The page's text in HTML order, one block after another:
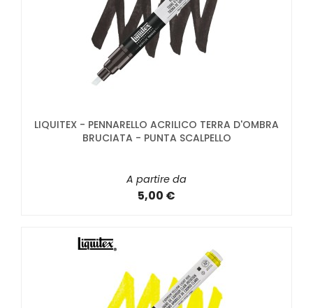
LIQUITEX - PENNARELLO ACRILICO TERRA D'OMBRA
BRUCIATA - PUNTA SCALPELLO
A partire da
5,00 €